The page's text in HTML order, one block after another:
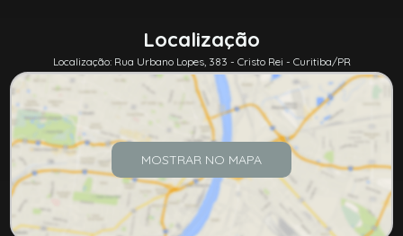
Localização
Localização: Rua Urbano Lopes, 383 - Cristo Rei - Curitiba/PR
MOSTRAR NO MAPA